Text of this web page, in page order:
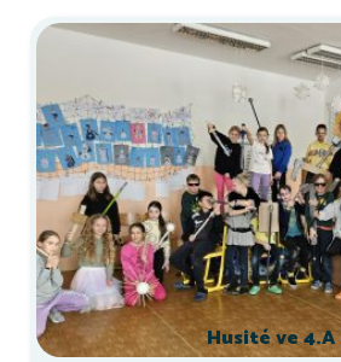
Husité ve 4.A